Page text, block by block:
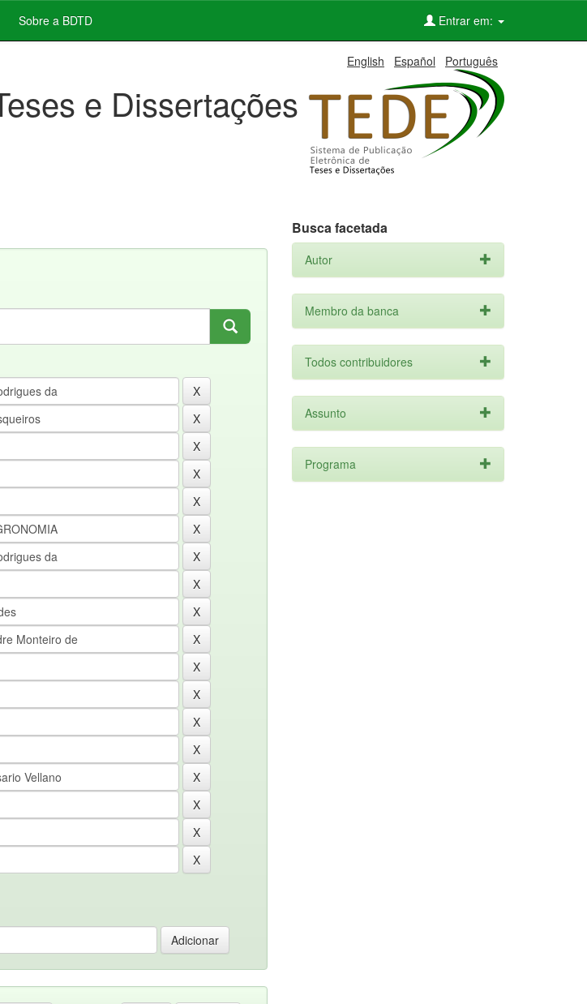
Sobre a BDTD Entrar em:
English Español Português
e Dissertações
Busca facetada
Autor
Membro da banca
Todos contribuidores
Assunto
Programa